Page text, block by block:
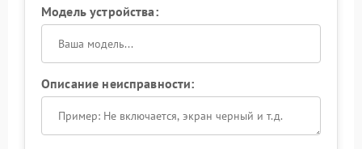
Модель устройства:
Описание неисправности: